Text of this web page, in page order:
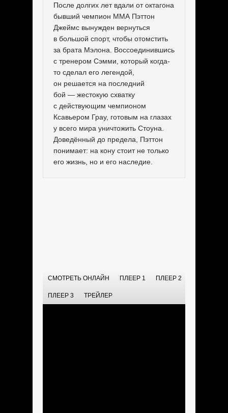
После долгих лет вдали от октагона
бывший чемпион MMA Пэттон
Джеймс вынужден вернуться
в большой спорт, чтобы отомстить
за брата Мэлона. Воссоединившись
с тренером Сэмми, который когда-
то сделал его легендой,
он решается на последний
бой — жестокую схватку
с действующим чемпионом
Ксавьером Грау, готовым на глазах
у всего мира уничтожить Стоуна.
Доведённый до предела, Пэттон
понимает: на кону стоит не только
его жизнь, но и его наследие.
СМОТРЕТЬ ОНЛАЙН ПЛЕЕР 1 ПЛЕЕР 2
ПЛЕЕР 3 ТРЕЙЛЕР